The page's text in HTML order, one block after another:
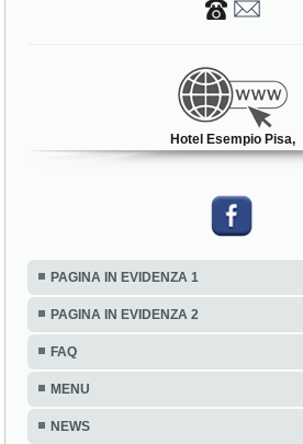
Hotel Esempio Pisa,
PAGINA IN EVIDENZA 1
PAGINA IN EVIDENZA 2
FAQ
MENU
NEWS